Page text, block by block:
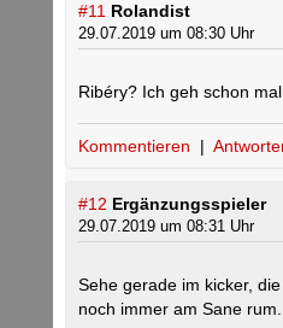
#11 Rolandist
29.07.2019 um 08:30 Uhr
Ribéry? Ich geh schon
Kommentieren |
#12 Ergänzungsspieler
29.07.2019 um 08:31 Uhr
Sehe gerade im kicker,
noch immer am Sane